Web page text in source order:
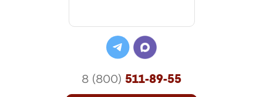
8 (800) 511-89-55